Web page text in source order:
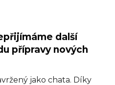
další
přípravy nových
jako chata. Díky